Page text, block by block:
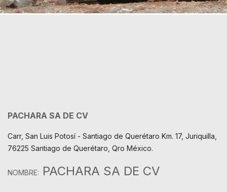
PACHARA SA DE CV
Carr, San Luis Potosí - Santiago de Querétaro Km. 17, Juriquilla,
76225 Santiago de Querétaro, Qro México.
NOMBRE: PACHARA SA DE CV